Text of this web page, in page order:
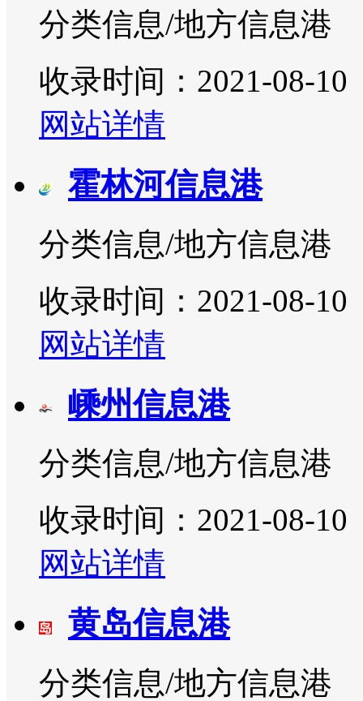
分类信息/地方信息港
收录时间：2021-08-10
网站详情
霍林河信息港
分类信息/地方信息港
收录时间：2021-08-10
网站详情
嵊州信息港
分类信息/地方信息港
收录时间：2021-08-10
网站详情
黄岛信息港
分类信息/地方信息港